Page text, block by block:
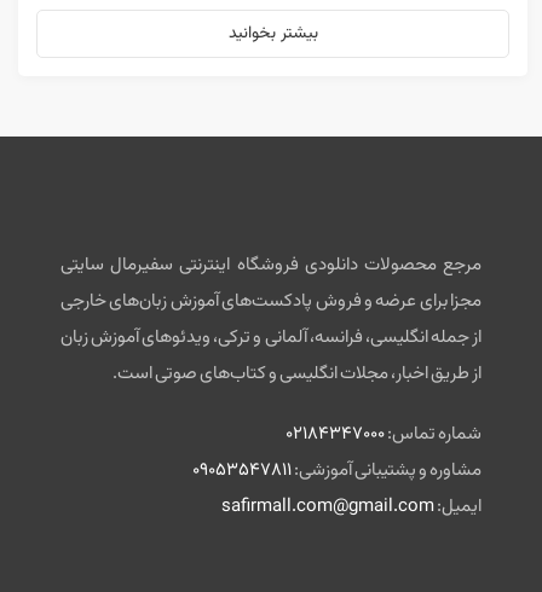
بیشتر بخوانید
مرجع محصولات دانلودی فروشگاه اینترنتی سفیرمال سایتی
مجزا برای عرضه و فروش پادکست‌های آموزش زبان‌های خارجی
از جمله انگلیسی، فرانسه، آلمانی و ترکی، ویدئوهای آموزش زبان
از طریق اخبار، مجلات انگلیسی و کتاب‌های صوتی است.
شماره تماس:02184347000
مشاوره و پشتیبانی آموزشی:09053547811
ایمیل:safirmall.com@gmail.com